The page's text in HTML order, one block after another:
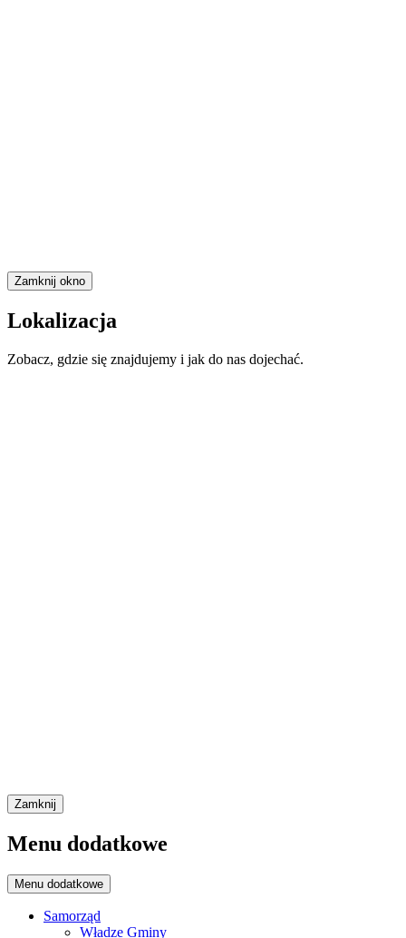
Zamknij okno
Lokalizacja
Zobacz, gdzie się znajdujemy i jak do nas dojechać.
Zamknij
Menu dodatkowe
Menu dodatkowe
Samorząd
Władze Gminy